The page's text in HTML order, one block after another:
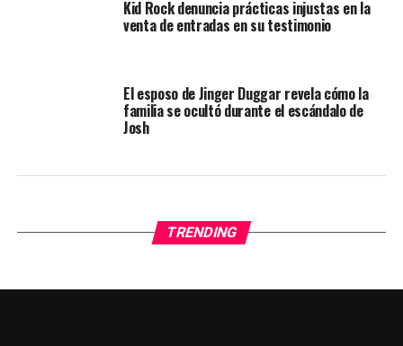
Kid Rock denuncia prácticas injustas en la
venta de entradas en su testimonio
El esposo de Jinger Duggar revela cómo la
familia se ocultó durante el escándalo de
Josh
TRENDING